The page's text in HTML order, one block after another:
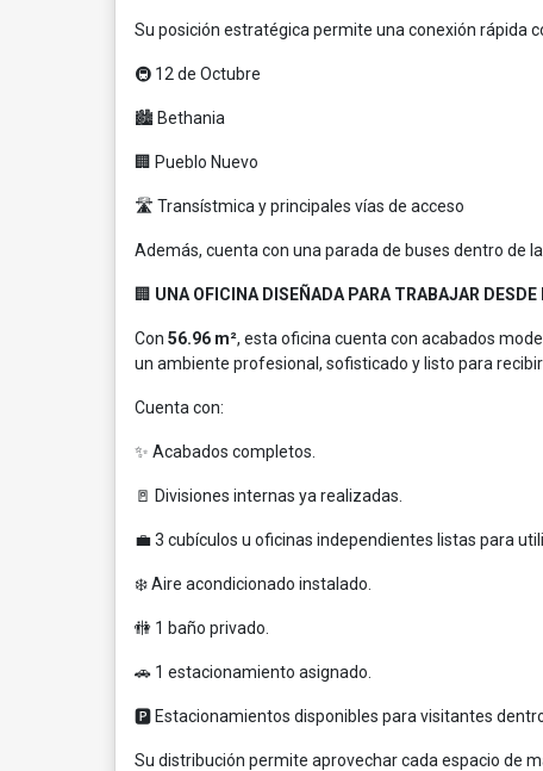
Su posición estratégica permite una conexión rápida
🚇 12 de Octubre
🏙️ Bethania
🏢 Pueblo Nuevo
🛣️ Transístmica y principales vías de acceso
Además, cuenta con una parada de buses dentro de
🏢 UNA OFICINA DISEÑADA PARA TRABAJAR DESDE
Con 56.96 m², esta oficina cuenta con acabados
un ambiente profesional, sofisticado y listo para
Cuenta con:
✨ Acabados completos.
🚪 Divisiones internas ya realizadas.
💼 3 cubículos u oficinas independientes listas para
❄️ Aire acondicionado instalado.
🚻 1 baño privado.
🚗 1 estacionamiento asignado.
🅿️ Estacionamientos disponibles para visitantes
Su distribución permite aprovechar cada espacio de